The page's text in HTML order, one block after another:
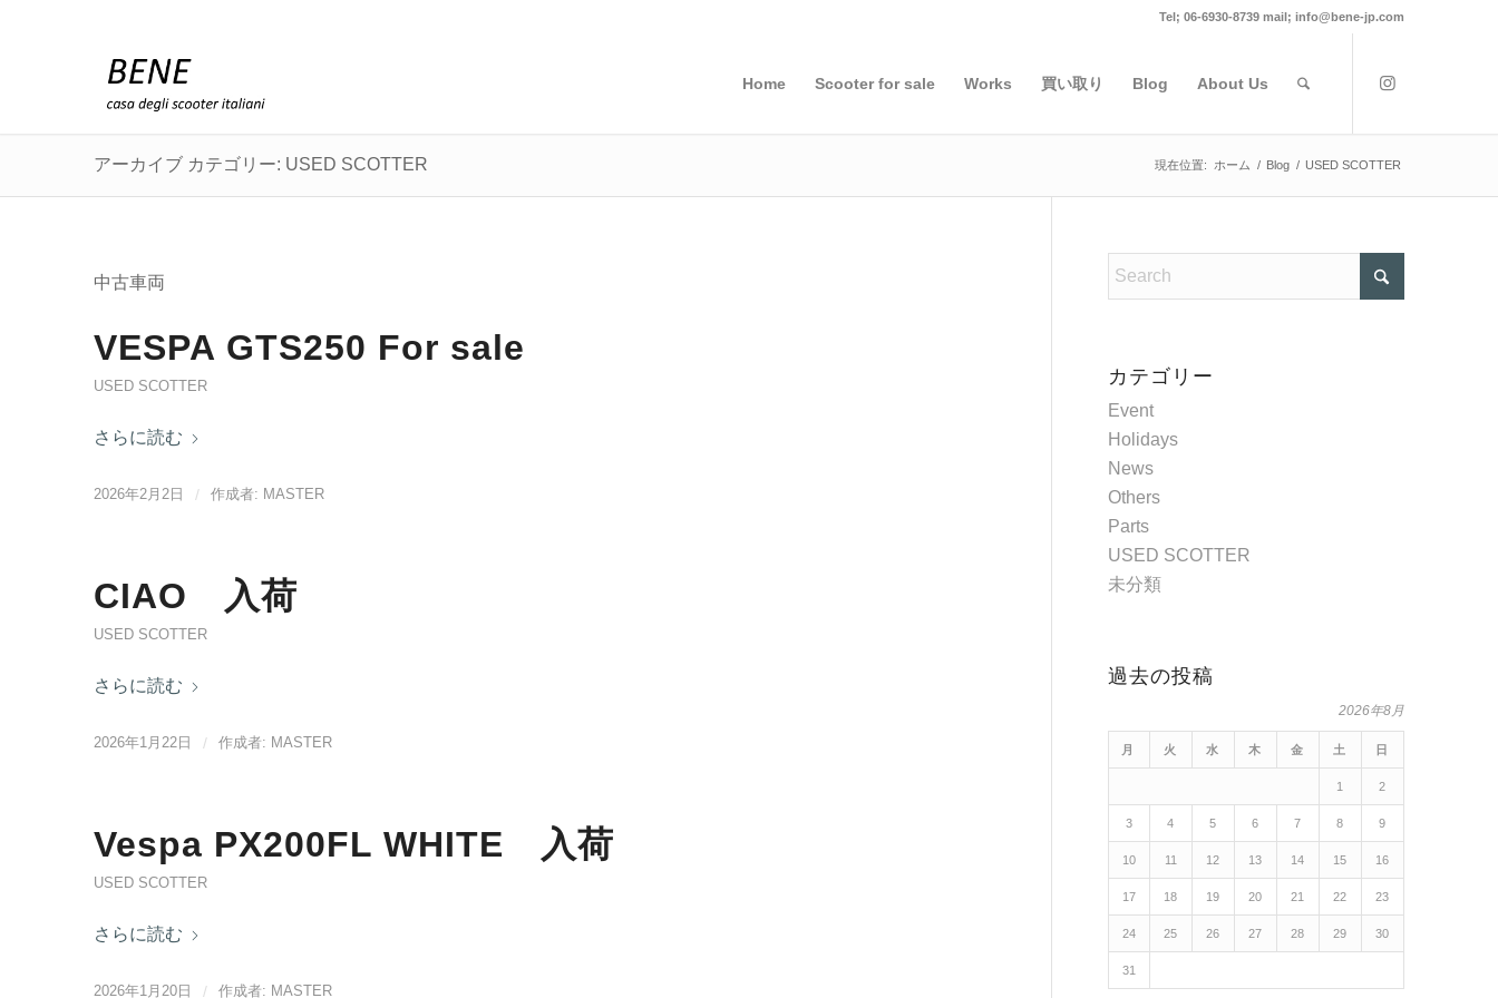
Tel; 06-6930-8739 mail; info@bene-jp.com
Home Scooter for sale Works 買い取り Blog About Us
アーカイブ カテゴリー: USED SCOTTER 現在位置: ホーム / Blog / USED SCOTTER
中古車両
VESPA GTS250 For sale
USED SCOTTER
さらに読む
2026年2月2日 / 作成者: MASTER
CIAO 入荷
USED SCOTTER
さらに読む
2026年1月22日 / 作成者: MASTER
Vespa PX200FL WHITE 入荷
USED SCOTTER
さらに読む
2026年1月20日 / 作成者: MASTER
カテゴリー
Event
Holidays
News
Others
Parts
USED SCOTTER
未分類
過去の投稿
2026年8月
月 火 水 木 金 土 日
1 2
3 4 5 6 7 8 9
10 11 12 13 14 15 16
17 18 19 20 21 22 23
24 25 26 27 28 29 30
31